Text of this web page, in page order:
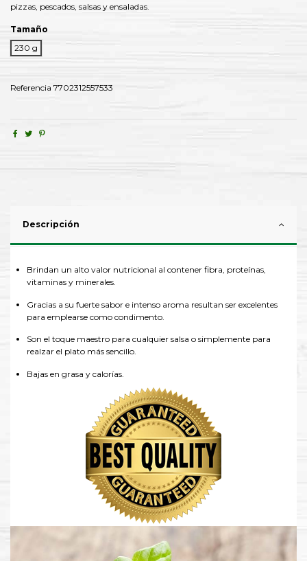
pizzas, pescados, salsas y ensaladas.
Tamaño
230 g
Referencia 7702312557533
Descripción
Brindan un alto valor nutricional al contener fibra, proteínas,
vitaminas y minerales.
Gracias a su fuerte sabor e intenso aroma resultan ser excelentes
para emplearse como condimento.
Son el toque maestro para cualquier salsa o simplemente para
realzar el plato más sencillo.
Bajas en grasa y calorías.